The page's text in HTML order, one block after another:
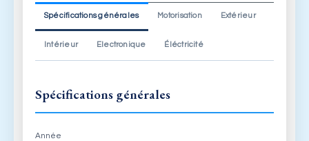
Spécifications générales Motorisation Extérieur
Intérieur Electronique Éléctricité
Spécifications générales
Année